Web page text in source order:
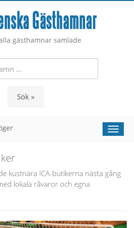
gästhamnar samlade
Sök »
Toggle
kustnära ICA-butikerna nästa gång
lokala råvaror och egna